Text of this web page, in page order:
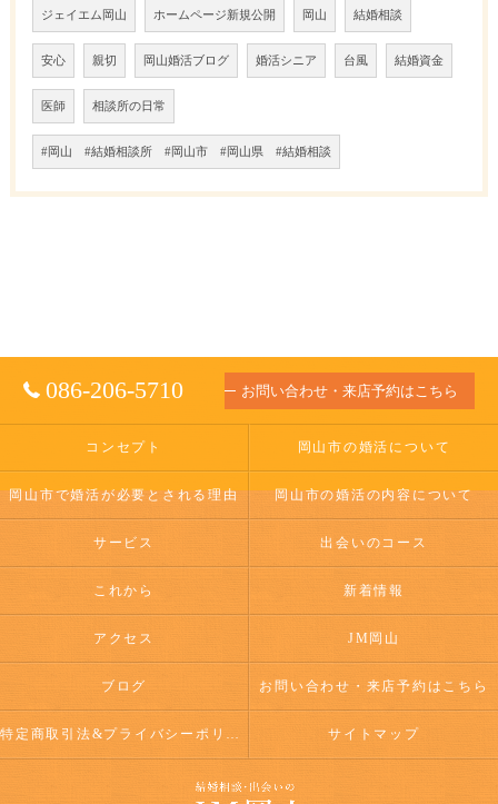
ジェイエム岡山 ホームページ新規公開 岡山 結婚相談
安心 親切 岡山婚活ブログ 婚活シニア 台風 結婚資金
医師 相談所の日常
#岡山 #結婚相談所 #岡山市 #岡山県 #結婚相談
086-206-5710 お問い合わせ・来店予約はこちら
コンセプト 岡山市の婚活について
岡山市で婚活が必要とされる理由 岡山市の婚活の内容について
サービス 出会いのコース
これから 新着情報
アクセス JM岡山
ブログ お問い合わせ・来店予約はこちら
特定商取引法&プライバシーポリシー サイトマップ